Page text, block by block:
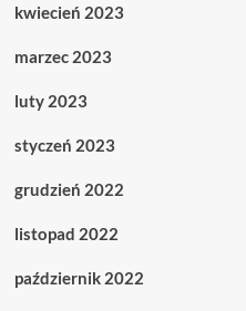
kwiecień 2023
marzec 2023
luty 2023
styczeń 2023
grudzień 2022
listopad 2022
październik 2022